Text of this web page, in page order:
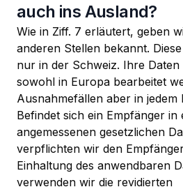
auch ins Ausland?
Wie in Ziff. 7 erläutert, geben
anderen Stellen bekannt.
nur in der Schweiz. Ihre
sowohl in Europa bearbeitet
Ausnahmefällen aber in jedem
Befindet sich ein Empfänger in
angemessenen gesetzlichen
verpflichten wir den
Einhaltung des anwendbaren
verwenden wir die revidierten